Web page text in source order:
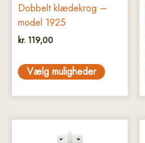
Dobbelt klædekrog –
model 1925
kr. 119,00
Vælg muligheder
varesiden